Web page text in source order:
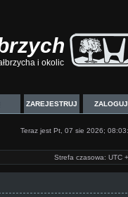
i okolic
ZALOGUJ
ZAREJESTRUJ
Teraz jest Pt, 07 sie 2026;
Strefa czasowa: UTC